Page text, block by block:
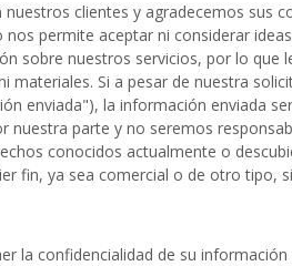
clientes y agradecemos sus
permite aceptar ni considerar
sobre nuestros servicios, por lo
materiales. Si a pesar de nuestra
enviada"), la información enviada
nuestra parte y no seremos
conocidos actualmente o
fin, ya sea comercial o de otro tipo,
la confidencialidad de su